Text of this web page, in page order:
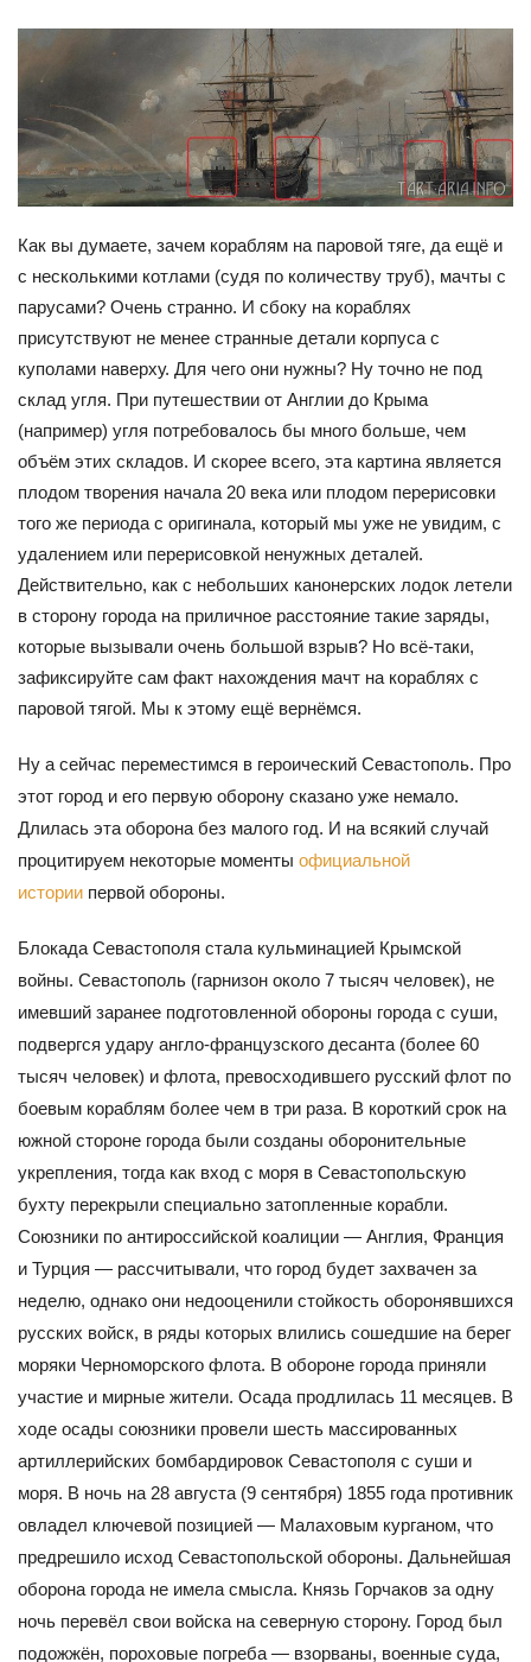
Как вы думаете, зачем кораблям на паровой тяге, да ещё и
с несколькими котлами (судя по количеству труб), мачты с
парусами? Очень странно. И сбоку на кораблях
присутствуют не менее странные детали корпуса с
куполами наверху. Для чего они нужны? Ну точно не под
склад угля. При путешествии от Англии до Крыма
(например) угля потребовалось бы много больше, чем
объём этих складов. И скорее всего, эта картина является
плодом творения начала 20 века или плодом перерисовки
того же периода с оригинала, который мы уже не увидим, с
удалением или перерисовкой ненужных деталей.
Действительно, как с небольших канонерских лодок летели
в сторону города на приличное расстояние такие заряды,
которые вызывали очень большой взрыв? Но всё-таки,
зафиксируйте сам факт нахождения мачт на кораблях с
паровой тягой. Мы к этому ещё вернёмся.
Ну а сейчас переместимся в героический Севастополь. Про
этот город и его первую оборону сказано уже немало.
Длилась эта оборона без малого год. И на всякий случай
процитируем некоторые моменты официальной
истории первой обороны.
Блокада Севастополя стала кульминацией Крымской
войны. Севастополь (гарнизон около 7 тысяч человек), не
имевший заранее подготовленной обороны города с суши,
подвергся удару англо-французского десанта (более 60
тысяч человек) и флота, превосходившего русский флот по
боевым кораблям более чем в три раза. В короткий срок на
южной стороне города были созданы оборонительные
укрепления, тогда как вход с моря в Севастопольскую
бухту перекрыли специально затопленные корабли.
Союзники по антироссийской коалиции — Англия, Франция
и Турция — рассчитывали, что город будет захвачен за
неделю, однако они недооценили стойкость оборонявшихся
русских войск, в ряды которых влились сошедшие на берег
моряки Черноморского флота. В обороне города приняли
участие и мирные жители. Осада продлилась 11 месяцев. В
ходе осады союзники провели шесть массированных
артиллерийских бомбардировок Севастополя с суши и
моря. В ночь на 28 августа (9 сентября) 1855 года противник
овладел ключевой позицией — Малаховым курганом, что
предрешило исход Севастопольской обороны. Дальнейшая
оборона города не имела смысла. Князь Горчаков за одну
ночь перевёл свои войска на северную сторону. Город был
подожжён, пороховые погреба — взорваны, военные суда,